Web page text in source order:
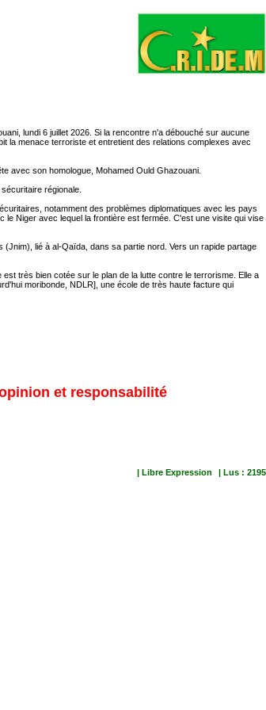
lundi 6 juillet 2026. Si la rencontre n'a débouché sur aucune
la menace terroriste et entretient des relations complexes avec
avec son homologue, Mohamed Ould Ghazouani.
régionale.
notamment des problèmes diplomatiques avec les pays
le Niger avec lequel la frontière est fermée. C'est une visite qui vise
lié à al-Qaïda, dans sa partie nord. Vers un rapide partage
très bien cotée sur le plan de la lutte contre le terrorisme. Elle a
moribonde, NDLR], une école de très haute facture qui
et responsabilité
| Libre Expression
| Lus : 2195